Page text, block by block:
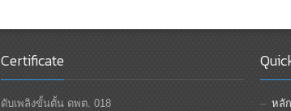
Certificate
ดับเพลิงขั้นตั้น ดพต. 018
หลั